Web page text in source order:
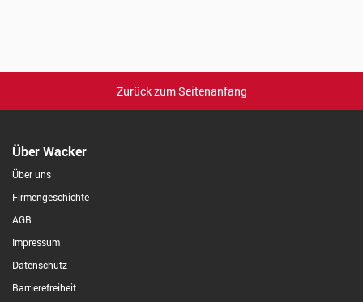
Zurück zum Seitenanfang
Über Wacker
Über uns
Firmengeschichte
AGB
Impressum
Datenschutz
Barrierefreiheit